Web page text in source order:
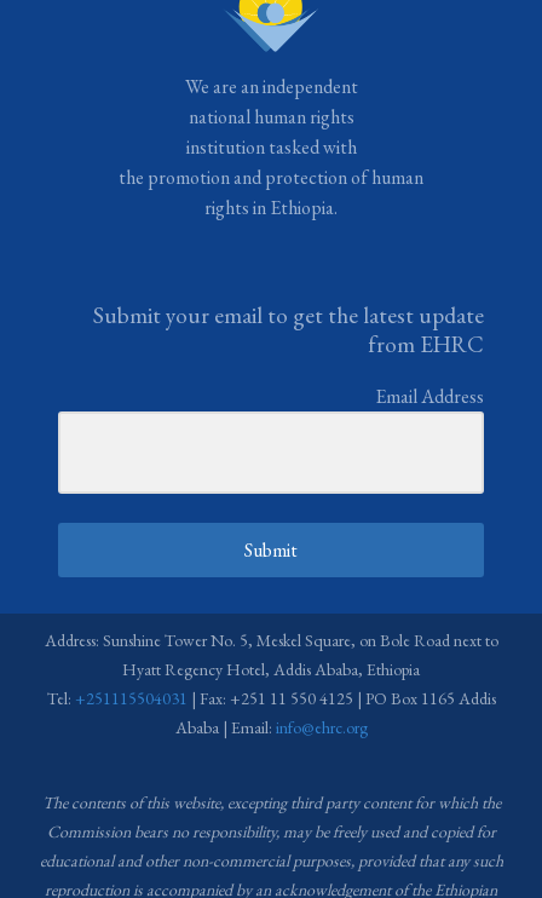
We are an independent
national human rights
institution tasked with
the promotion and protection of human
rights in Ethiopia.
Submit your email to get the latest update
from EHRC
Email Address
Submit
Address: Sunshine Tower No. 5, Meskel Square, on Bole Road next to
Hyatt Regency Hotel, Addis Ababa, Ethiopia
Tel: +251115504031 | Fax: +251 11 550 4125 | PO Box 1165 Addis
Ababa | Email: info@ehrc.org
The contents of this website, excepting third party content for which the
Commission bears no responsibility,may be freely used and copied for
educational and other non-commercial purposes, provided that any such
reproduction is accompanied by an acknowledgement of the Ethiopian